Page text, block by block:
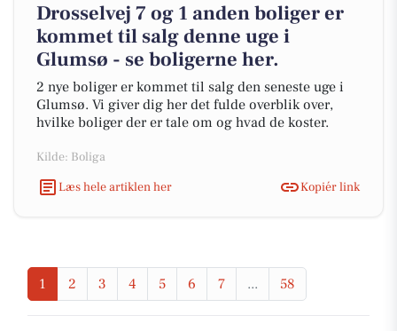
Drosselvej 7 og 1 anden boliger er
kommet til salg denne uge i
Glumsø - se boligerne her.
2 nye boliger er kommet til salg den seneste uge i
Glumsø. Vi giver dig her det fulde overblik over,
hvilke boliger der er tale om og hvad de koster.
Kilde: Boliga
Læs hele artiklen her
Kopiér link
1 2 3 4 5 6 7 ... 58